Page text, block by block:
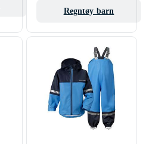
Regntøy barn